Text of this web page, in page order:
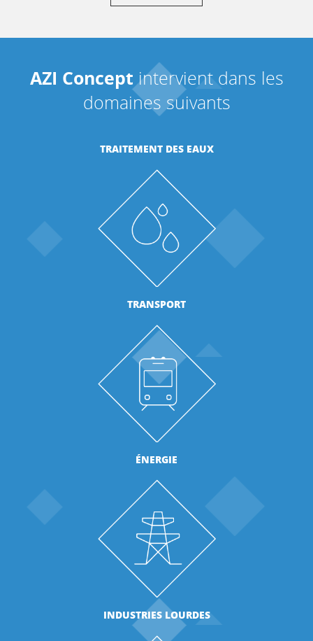
AZI Conceptintervient dans les
domaines suivants
TRAITEMENT DES EAUX
TRANSPORT
ÉNERGIE
INDUSTRIES LOURDES